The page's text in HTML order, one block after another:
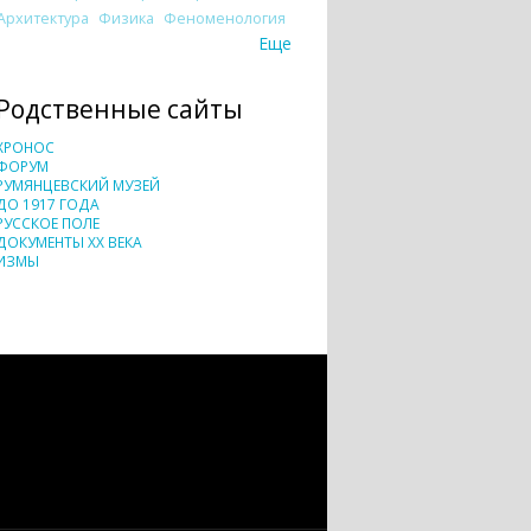
Физика Феноменология
Еще
сайты
МУЗЕЙ
1917 ГОДА
ПОЛЕ
XX ВЕКА